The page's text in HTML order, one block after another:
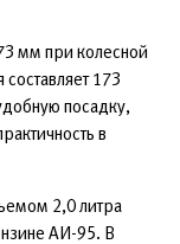
мм при колесной
173
посадку,
в
2,0 литра
АИ-95. В